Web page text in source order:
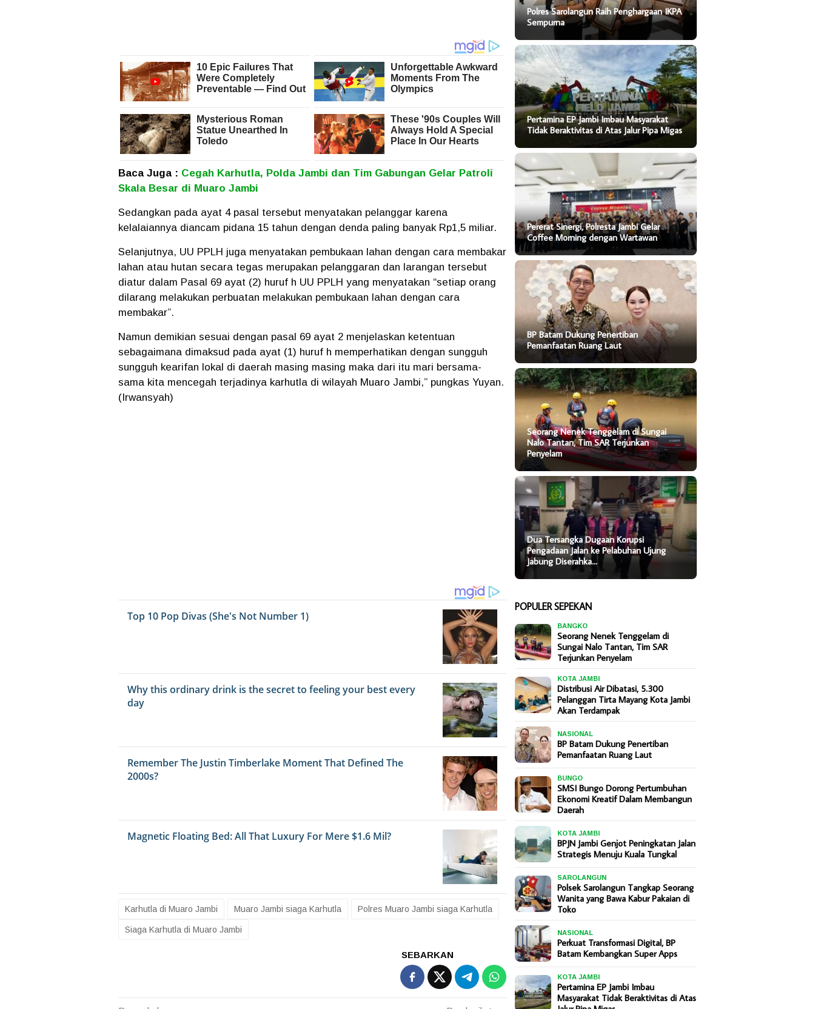
Baca Juga : Cegah Karhutla, Polda Jambi dan Tim Gabungan Gelar Patroli
Skala Besar di Muaro Jambi
Sedangkan pada ayat 4 pasal tersebut menyatakan pelanggar karena
kelalaiannya diancam pidana 15 tahun dengan denda paling banyak Rp1,5 miliar.
Selanjutnya, UU PPLH juga menyatakan pembukaan lahan dengan cara membakar
lahan atau hutan secara tegas merupakan pelanggaran dan larangan tersebut
diatur dalam Pasal 69 ayat (2) huruf h UU PPLH yang menyatakan “setiap orang
dilarang melakukan perbuatan melakukan pembukaan lahan dengan cara
membakar”.
Namun demikian sesuai dengan pasal 69 ayat 2 menjelaskan ketentuan
sebagaimana dimaksud pada ayat (1) huruf h memperhatikan dengan sungguh
sungguh kearifan lokal di daerah masing masing maka dari itu mari bersama-
sama kita mencegah terjadinya karhutla di wilayah Muaro Jambi,” pungkas Yuyan.
(Irwansyah)
Karhutla di Muaro Jambi Muaro Jambi siaga Karhutla Polres Muaro Jambi siaga Karhutla
Siaga Karhutla di Muaro Jambi
SEBARKAN
Polres Sarolangun Raih Penghargaan IKPA
Sempurna
Pertamina EP Jambi Imbau Masyarakat
Tidak Beraktivitas di Atas Jalur Pipa Migas
Pererat Sinergi, Polresta Jambi Gelar
Coffee Morning dengan Wartawan
BP Batam Dukung Penertiban
Pemanfaatan Ruang Laut
Seorang Nenek Tenggelam di Sungai
Nalo Tantan, Tim SAR Terjunkan
Penyelam
Dua Tersangka Dugaan Korupsi
Pengadaan Jalan ke Pelabuhan Ujung
Jabung Diserahka…
POPULER SEPEKAN
BANGKO
Seorang Nenek Tenggelam di
Sungai Nalo Tantan, Tim SAR
Terjunkan Penyelam
KOTA JAMBI
Distribusi Air Dibatasi, 5.300
Pelanggan Tirta Mayang Kota Jambi
Akan Terdampak
NASIONAL
BP Batam Dukung Penertiban
Pemanfaatan Ruang Laut
BUNGO
SMSI Bungo Dorong Pertumbuhan
Ekonomi Kreatif Dalam Membangun
Daerah
KOTA JAMBI
BPJN Jambi Genjot Peningkatan Jalan
Strategis Menuju Kuala Tungkal
SAROLANGUN
Polsek Sarolangun Tangkap Seorang
Wanita yang Bawa Kabur Pakaian di
Toko
NASIONAL
Perkuat Transformasi Digital, BP
Batam Kembangkan Super Apps
KOTA JAMBI
Pertamina EP Jambi Imbau
Masyarakat Tidak Beraktivitas di Atas